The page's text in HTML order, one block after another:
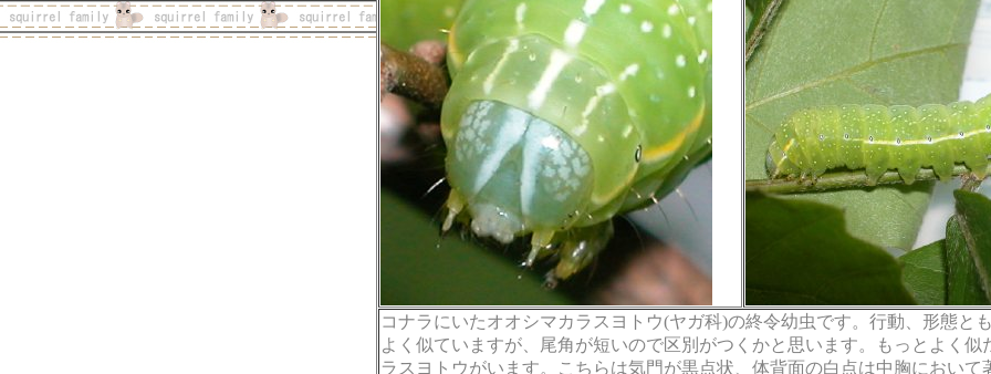
コナラにいたオオシマカラスヨトウ(ヤガ科)の終令幼虫です。行動、形態と
よく似ていますが、尾角が短いので区別がつくかと思います。もっとよく似
ラスヨトウがいます。こちらは気門が黒点状、体背面の白点は中胸において